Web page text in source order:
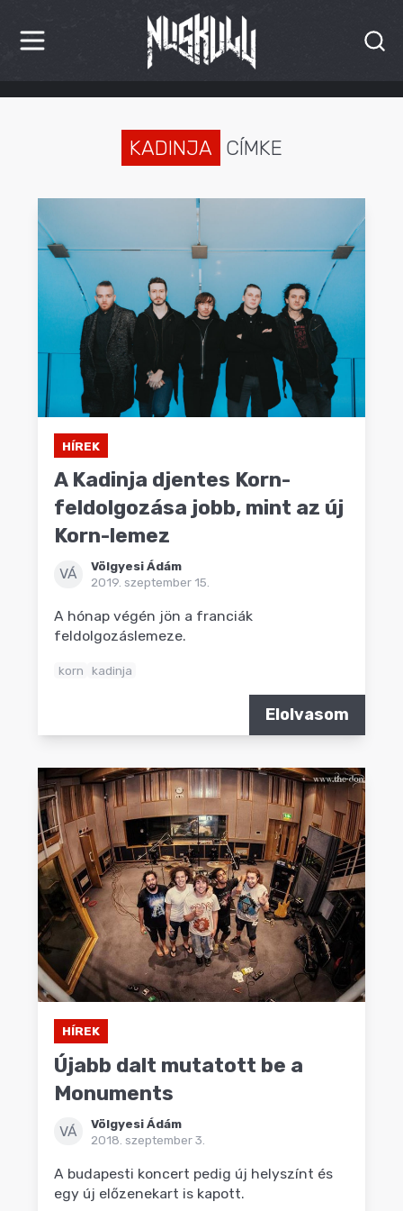
HÍREK
INTERJÚK
PREMIEREK
KULT
MÁSVILÁG
BLOG
KADINJA CÍMKE
HÍREK
A Kadinja djentes Korn-
feldolgozása jobb, mint az új
Korn-lemez
VÁ
Völgyesi Ádám
2019. szeptember 15.
A hónap végén jön a franciák
feldolgozáslemeze.
korn kadinja
Elolvasom
HÍREK
Újabb dalt mutatott be a
Monuments
VÁ
Völgyesi Ádám
2018. szeptember 3.
A budapesti koncert pedig új helyszínt és
egy új előzenekart is kapott.